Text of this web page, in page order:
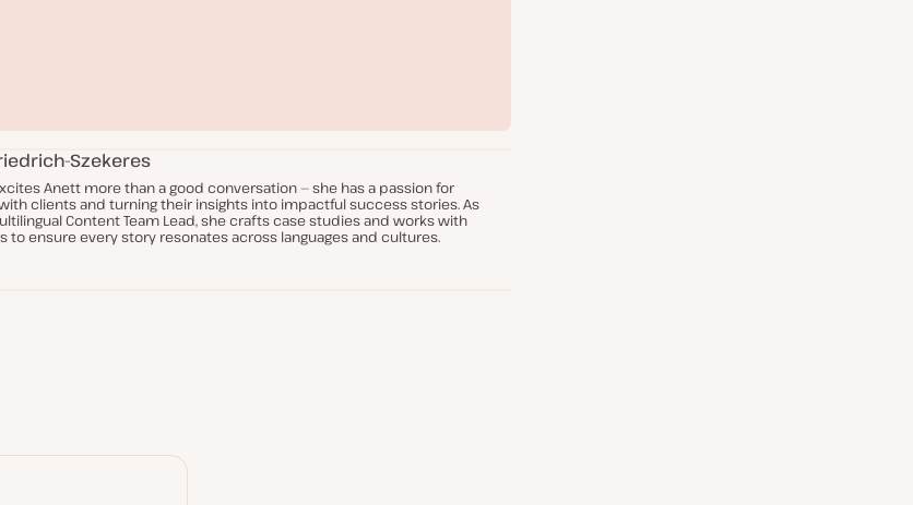
Szekeres
Anett more than a good conversation — she has a passion for
clients and turning their insights into impactful success stories. As
Content Team Lead, she crafts case studies and works with
to ensure every story resonates across languages and cultures.